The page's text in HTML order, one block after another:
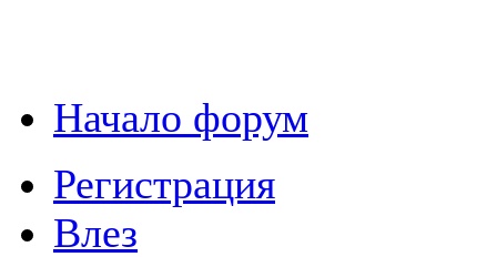
Начало форум
Регистрация
Влез